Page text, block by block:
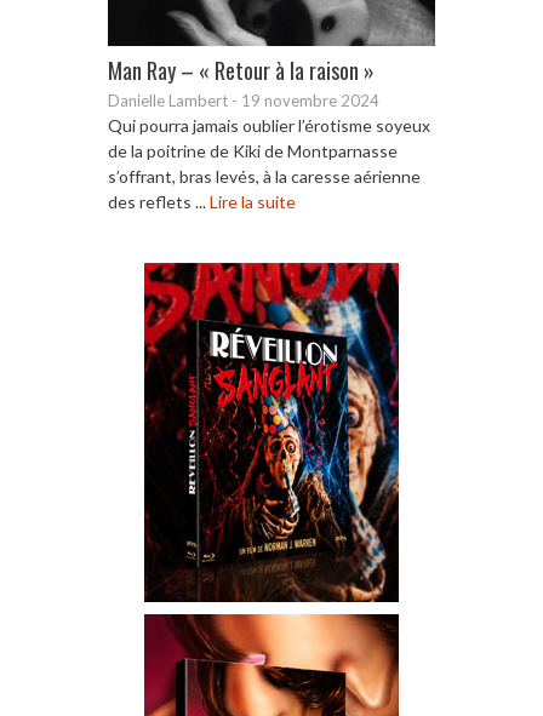
Man Ray – « Retour à la raison »
Danielle Lambert - 19 novembre 2024
Qui pourra jamais oublier l’érotisme soyeux
de la poitrine de Kiki de Montparnasse
s’offrant, bras levés, à la caresse aérienne
des reflets ...Lire la suite